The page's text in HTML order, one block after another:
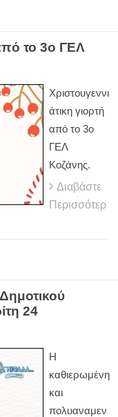
το 3ο ΓΕΛ
Χριστουγεννι
άτικη γιορτή
από το 3ο
ΓΕΛ
Κοζάνης.
Διαβάστε
Περισσότερ
24
Η
καθιερωμένη
και
πολυαναμεν